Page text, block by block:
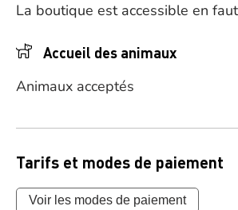
La boutique est accessible en
Accueil des animaux
Animaux acceptés
Tarifs et modes de paiement
Voir les modes de paiement